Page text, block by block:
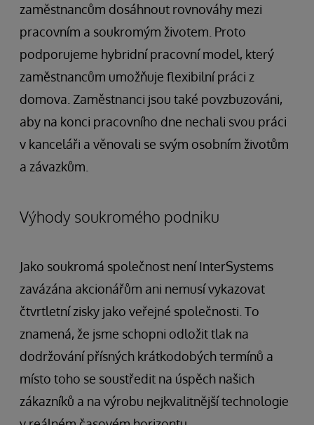
zaměstnancům dosáhnout rovnováhy mezi
pracovním a soukromým životem. Proto
podporujeme hybridní pracovní model, který
zaměstnancům umožňuje flexibilní práci z
domova. Zaměstnanci jsou také povzbuzováni,
aby na konci pracovního dne nechali svou práci
v kanceláři a věnovali se svým osobním životům
a závazkům.
Výhody soukromého podniku
Jako soukromá společnost není InterSystems
zavázána akcionářům ani nemusí vykazovat
čtvrtletní zisky jako veřejné společnosti. To
znamená, že jsme schopni odložit tlak na
dodržování přísných krátkodobých termínů a
místo toho se soustředit na úspěch našich
zákazníků a na výrobu nejkvalitnější technologie